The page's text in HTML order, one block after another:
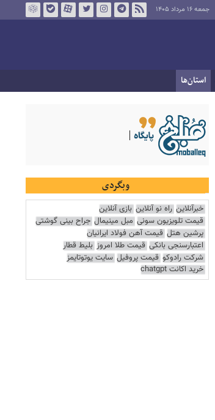
جمعه ۱۶ مرداد ۱۴۰۵
استان‌ها
وبگردی
خبرآنلاین راه نو آنلاین بازی آنلاین
قیمت تلویزیون سونی مبل مینیمال جراح بینی گوشتی
پرشین هتل قیمت آهن فولاد ایرانیان
اعتبارسنجی بانکی قیمت طلا امروز بلیط قطار
شرکت رادوکو قیمت پروفیل سایت یوتوتایمز
خرید اکانت chatgpt